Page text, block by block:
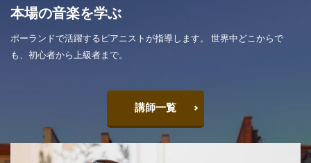
本場の音楽を学ぶ
ポーランドで活躍するピアニストが指導します。 世界中どこからで
も、初心者から上級者まで。
講師一覧